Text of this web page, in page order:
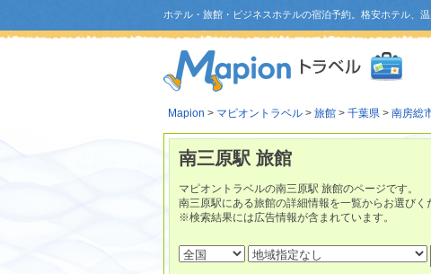
ホテル・旅館・ビジネスホテルの宿泊予約。格安ホテル、温
Mapion > マピオントラベル > 旅館 > 千葉県 > 南房総
南三原駅 旅館
マピオントラベルの南三原駅 旅館のページです。
南三原駅にある旅館の詳細情報を一覧からお選びく
※検索結果には広告情報が含まれています。